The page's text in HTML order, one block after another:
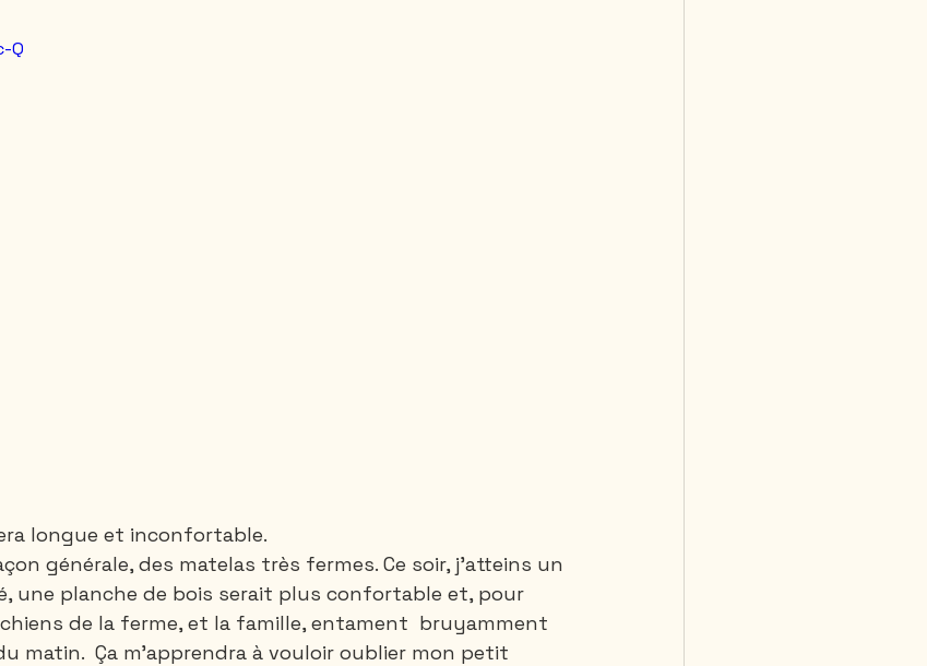
Q
longue et inconfortable.
générale, des matelas très fermes. Ce soir, j'atteins un
une planche de bois serait plus confortable et, pour
de la ferme, et la famille, entament  bruyamment
matin.  Ça m'apprendra à vouloir oublier mon petit